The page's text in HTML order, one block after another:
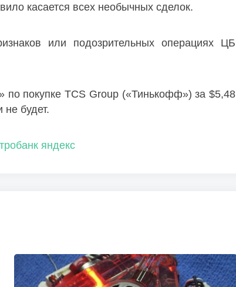
касается всех необычных сделок.
или подозрительных операциях ЦБ
по покупке TCS Group («Тинькофф») за $5,48
будет.
яндекс